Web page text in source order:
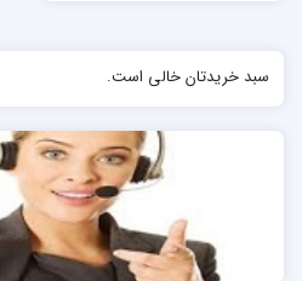
سبد خریدتان خالی است.